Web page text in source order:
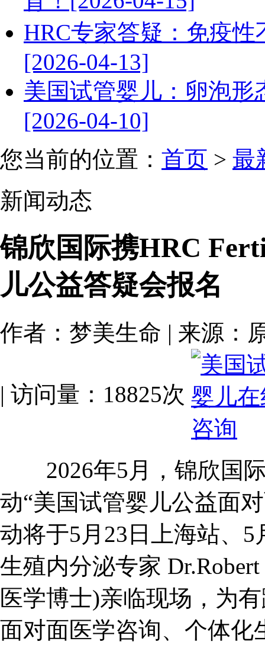
HRC专家答疑：免疫
[2026-04-13]
美国试管婴儿：卵泡
[2026-04-10]
您当前的位置： 首页 > 最
新闻动态
锦欣国际携HRC
儿公益答疑会报名
作者：梦美生命 | 来源：
| 访问量：18825次
2026年5月，锦欣国际
动“美国试管婴儿公益面
动将于5月23日上海站、
生殖内分泌专家
医学博士)亲临现场，为
面对面医学咨询、个体化